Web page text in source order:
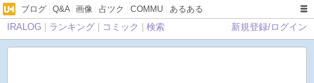
ブログ Q&A| 画像 占ツク COMMU あるある
IRALOG ランキング コミック 検索 新規登録/ログイン